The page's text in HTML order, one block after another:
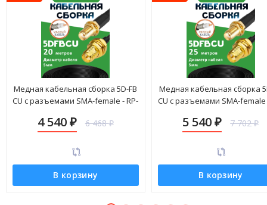
Медная кабельная сборка 5D-FB
CU с разъемами SMA-female - RP-
4 540 ₽ 6 468₽
В корзину
Медная кабельная сборка
CU с разъемами SMA-female
5 540₽ 7 702₽
В корзину